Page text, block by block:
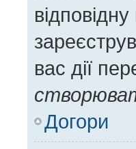
вас дії
Догори